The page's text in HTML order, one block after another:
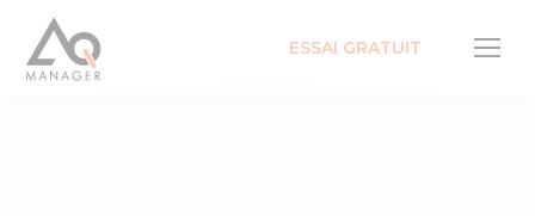
ESSAI GRATUIT